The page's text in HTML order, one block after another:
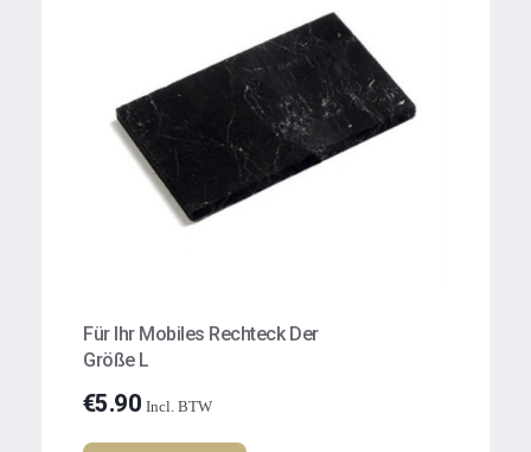
Für Ihr Mobiles Rechteck Der
Größe L
€5.90 Incl. BTW